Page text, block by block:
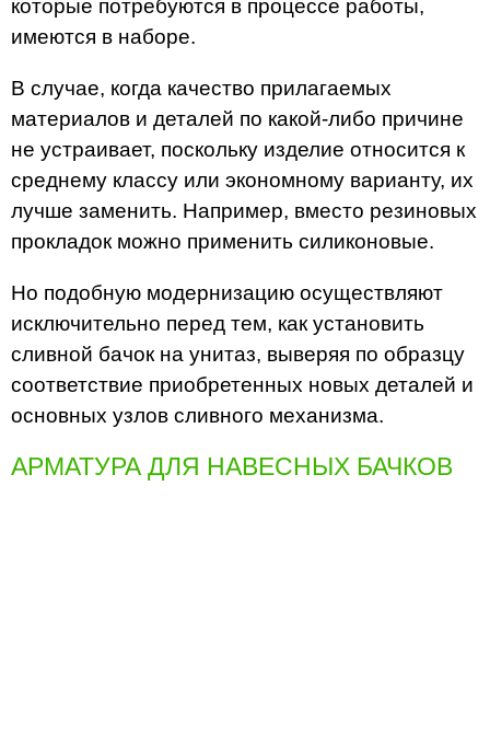
которые потребуются в процессе работы,
имеются в наборе.
В случае, когда качество прилагаемых
материалов и деталей по какой-либо причине
не устраивает, поскольку изделие относится к
среднему классу или экономному варианту, их
лучше заменить. Например, вместо резиновых
прокладок можно применить силиконовые.
Но подобную модернизацию осуществляют
исключительно перед тем, как установить
сливной бачок на унитаз, выверяя по образцу
соответствие приобретенных новых деталей и
основных узлов сливного механизма.
АРМАТУРА ДЛЯ НАВЕСНЫХ БАЧКОВ